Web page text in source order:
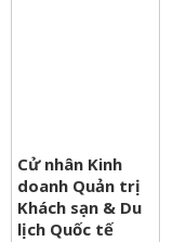
Cử nhân Kinh
doanh Quản trị
Khách sạn & Du
lịch Quốc tế